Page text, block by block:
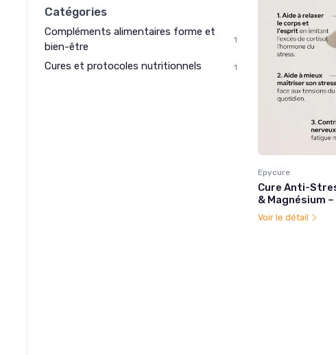
Catégories
Compléments alimentaires forme et
bien-être
1
Cures et protocoles nutritionnels 1
Epycure
Cure Anti-
& Magnésium –
Voir le détail